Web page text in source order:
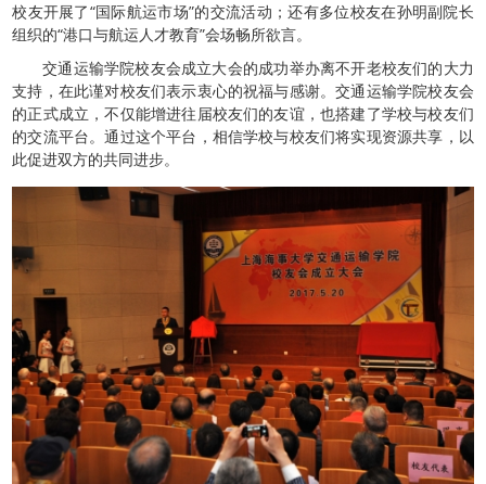
校友开展了“国际航运市场”的交流活动；还有多位校友在孙明副院长
组织的“港口与航运人才教育”会场畅所欲言。
交通运输学院校友会成立大会的成功举办离不开老校友们的大力
支持，在此谨对校友们表示衷心的祝福与感谢。交通运输学院校友会
的正式成立，不仅能增进往届校友们的友谊，也搭建了学校与校友们
的交流平台。通过这个平台，相信学校与校友们将实现资源共享，以
此促进双方的共同进步。